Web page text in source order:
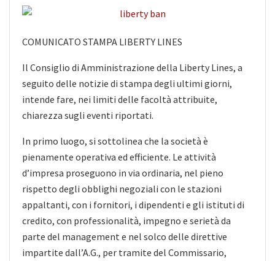
COMUNICATO STAMPA LIBERTY LINES
Il Consiglio di Amministrazione della Liberty Lines, a
seguito delle notizie di stampa degli ultimi giorni,
intende fare, nei limiti delle facoltà attribuite,
chiarezza sugli eventi riportati.
In primo luogo, si sottolinea che la società è
pienamente operativa ed efficiente. Le attività
d’impresa proseguono in via ordinaria, nel pieno
rispetto degli obblighi negoziali con le stazioni
appaltanti, con i fornitori, i dipendenti e gli istituti di
credito, con professionalità, impegno e serietà da
parte del management e nel solco delle direttive
impartite dall’A.G., per tramite del Commissario,